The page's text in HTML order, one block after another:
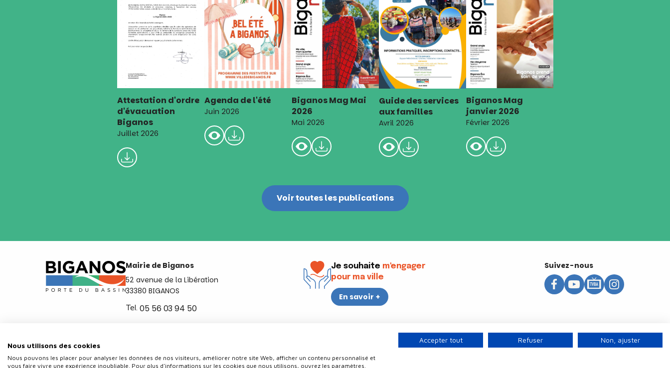
Attestation d'ordre
d'évacuation
Biganos
Juillet 2026
Agenda de l'été
Juin 2026
Biganos Mag Mai
2026
Mai 2026
Guide des services
aux familles
Avril 2026
Biganos Mag
janvier 2026
Février 2026
Voir toutes les publications
Mairie de Biganos
52 avenue de la Libération
33380 BIGANOS
Tel. 05 56 03 94 50
Je souhaite m'engager
pour ma ville
En savoir +
Suivez-nous
ContactPolitique de confidentialitéPlan du site
Nous utilisons des cookies
Nous pouvons les placer pour analyser les données de nos visiteurs, améliorer notre site Web, afficher un contenu personnalisé et
vous faire vivre une expérience inoubliable. Pour plus d'informations sur les cookies que nous utilisons, ouvrez les paramètres.
Accepter tout Refuser Non, ajuster